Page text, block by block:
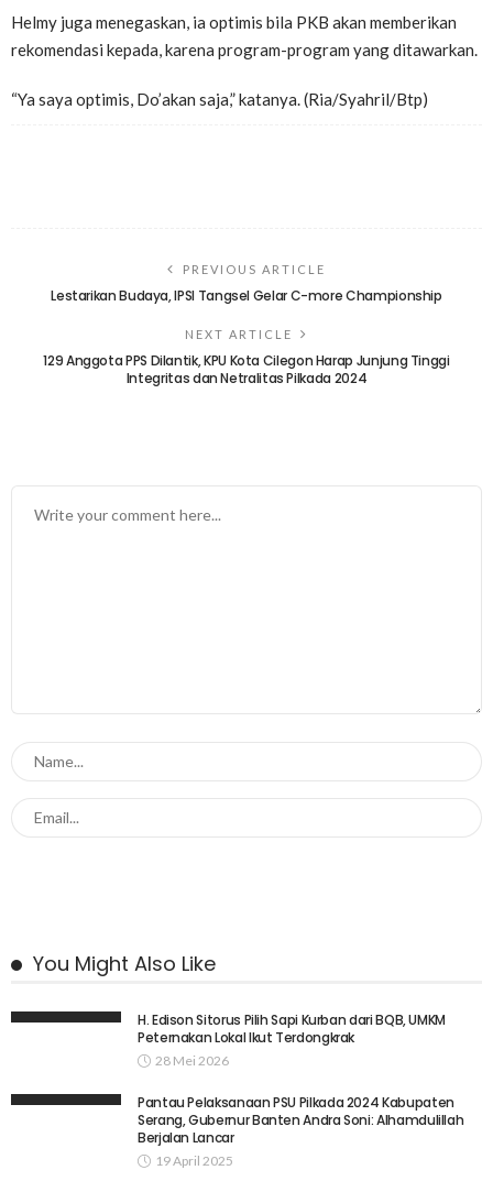
Helmy juga menegaskan, ia optimis bila PKB akan memberikan
rekomendasi kepada, karena program-program yang ditawarkan.
“Ya saya optimis, Do’akan saja,” katanya. (Ria/Syahril/Btp)
PREVIOUS ARTICLE
Lestarikan Budaya, IPSI Tangsel Gelar C-more Championship
NEXT ARTICLE
129 Anggota PPS Dilantik, KPU Kota Cilegon Harap Junjung Tinggi
Integritas dan Netralitas Pilkada 2024
You Might Also Like
H. Edison Sitorus Pilih Sapi Kurban dari BQB, UMKM
Peternakan Lokal Ikut Terdongkrak
28 Mei 2026
Pantau Pelaksanaan PSU Pilkada 2024 Kabupaten
Serang, Gubernur Banten Andra Soni: Alhamdulillah
Berjalan Lancar
19 April 2025